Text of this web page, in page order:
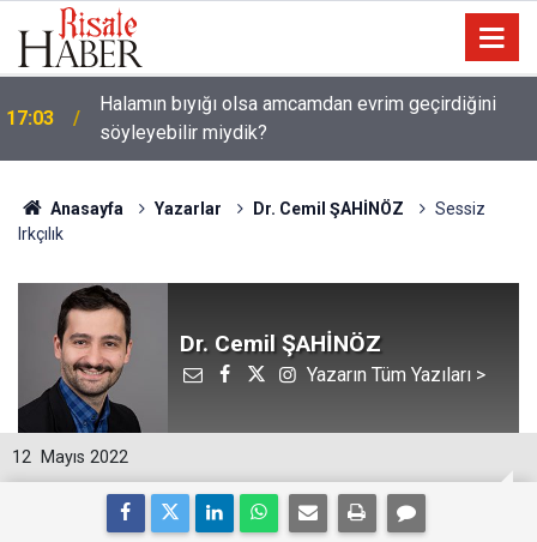
17:03
Halamın bıyığı olsa amcamdan evrim geçirdiğini
söyleyebilir miydik?
Anasayfa Yazarlar Dr. Cemil ŞAHİNÖZ
Sessiz
Irkçılık
Dr. Cemil ŞAHİNÖZ
Yazarın Tüm Yazıları >
12 Mayıs 2022